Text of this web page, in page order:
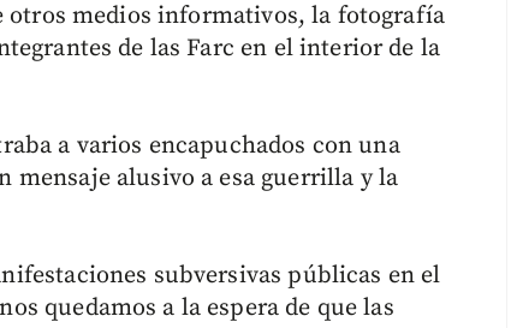
otros medios informativos, la fotografía
de las Farc en el interior de la
a varios encapuchados con una
mensaje alusivo a esa guerrilla y la
subversivas públicas en el
quedamos a la espera de que las